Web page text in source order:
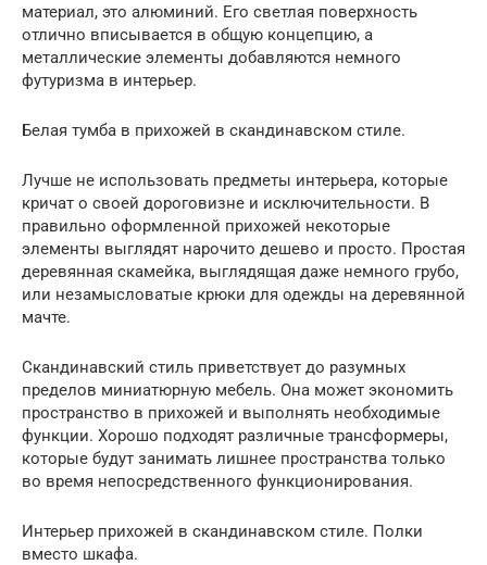
материал, это алюминий. Его светлая поверхность
отлично вписывается в общую концепцию, а
металлические элементы добавляются немного
футуризма в интерьер.
Белая тумба в прихожей в скандинавском стиле.
Лучше не использовать предметы интерьера, которые
кричат о своей дороговизне и исключительности. В
правильно оформленной прихожей некоторые
элементы выглядят нарочито дешево и просто. Простая
деревянная скамейка, выглядящая даже немного грубо,
или незамысловатые крюки для одежды на деревянной
мачте.
Скандинавский стиль приветствует до разумных
пределов миниатюрную мебель. Она может экономить
пространство в прихожей и выполнять необходимые
функции. Хорошо подходят различные трансформеры,
которые будут занимать лишнее пространства только
во время непосредственного функционирования.
Интерьер прихожей в скандинавском стиле. Полки
вместо шкафа.